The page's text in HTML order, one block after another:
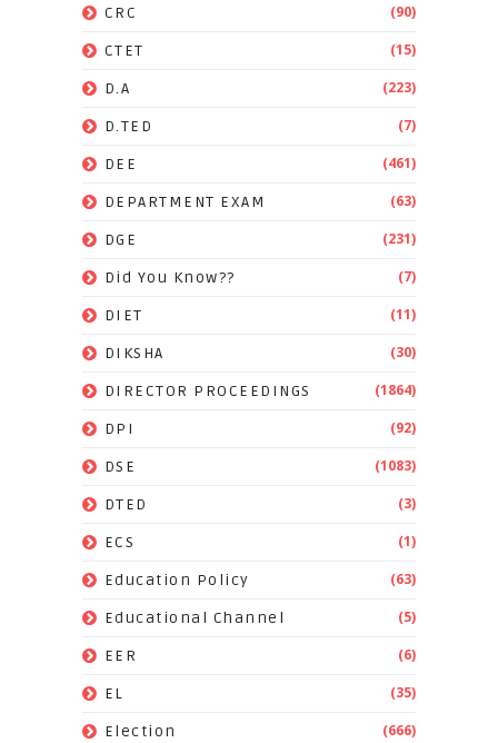
CRC (90)
CTET (15)
D.A (223)
D.TED (7)
DEE (461)
DEPARTMENT EXAM (63)
DGE (231)
Did You Know?? (7)
DIET (11)
DIKSHA (30)
DIRECTOR PROCEEDINGS (1864)
DPI (92)
DSE (1083)
DTED (3)
ECS (1)
Education Policy (63)
Educational Channel (5)
EER (6)
EL (35)
Election (666)